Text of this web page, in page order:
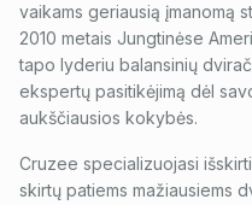
vaikams geriausią įmanomą
2010 metais Jungtinėse
tapo lyderiu balansinių
ekspertų pasitikėjimą dėl
aukščiausios kokybės.
Cruzee specializuojasi
skirtų patiems mažiausiems